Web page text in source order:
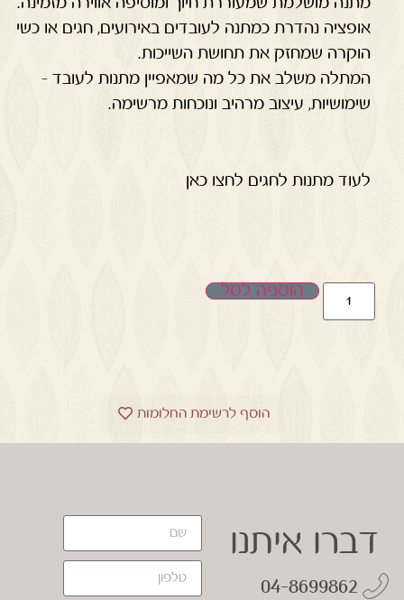
אופציה נהדרת כמתנה לעובדים באירועים, חגים או כשי
הוקרה שמחזק את תחושת השייכות.
המתלה משלב את כל מה שמאפיין מתנות לעובד –
שימושיות, עיצוב מרהיב ונוכחות מרשימה.
לעוד מתנות לחגים לחצו כאן
הוספה לסל
הוסף לרשימת החלומות
דברו איתנו
04-8699862